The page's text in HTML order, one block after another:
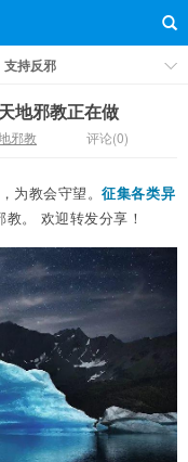
支持反邪
地邪教正在做
邪教 评论(0)
为教会守望。征集各类异
。 欢迎转发分享！